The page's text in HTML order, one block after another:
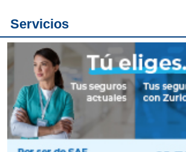
Servicios